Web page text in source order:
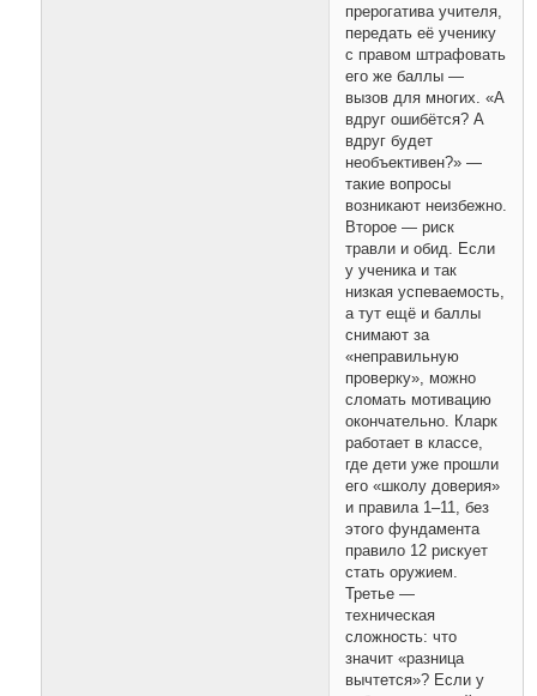
прерогатива учителя,
передать её ученику
с правом штрафовать
его же баллы —
вызов для многих. «А
вдруг ошибётся? А
вдруг будет
необъективен?» —
такие вопросы
возникают неизбежно.
Второе — риск
травли и обид. Если
у ученика и так
низкая успеваемость,
а тут ещё и баллы
снимают за
«неправильную
проверку», можно
сломать мотивацию
окончательно. Кларк
работает в классе,
где дети уже прошли
его «школу доверия»
и правила 1–11, без
этого фундамента
правило 12 рискует
стать оружием.
Третье —
техническая
сложность: что
значит «разница
вычтется»? Если у